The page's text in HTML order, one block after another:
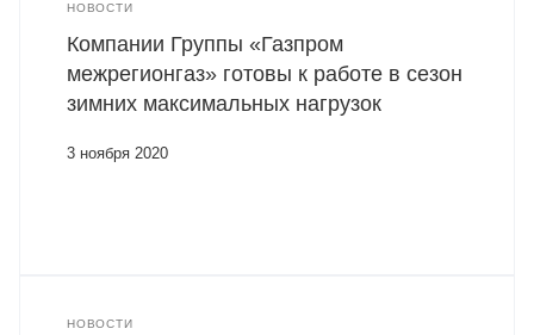
НОВОСТИ
Компании Группы «Газпром
межрегионгаз» готовы к работе в сезон
зимних максимальных нагрузок
3 ноября 2020
НОВОСТИ